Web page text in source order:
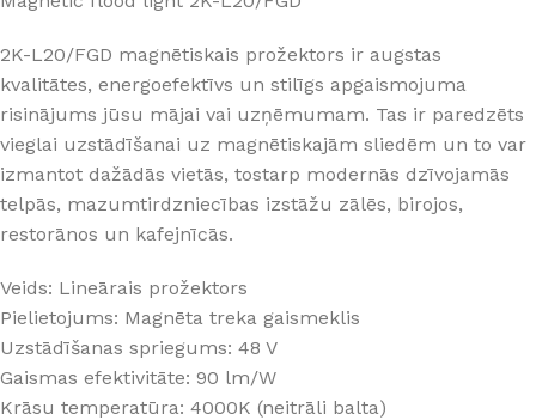
2K-L20/FGD magnētiskais prožektors ir augstas
kvalitātes, energoefektīvs un stilīgs apgaismojuma
risinājums jūsu mājai vai uzņēmumam. Tas ir paredzēts
vieglai uzstādīšanai uz magnētiskajām sliedēm un to var
izmantot dažādās vietās, tostarp modernās dzīvojamās
telpās, mazumtirdzniecības izstāžu zālēs, birojos,
restorānos un kafejnīcās.
Veids: Lineārais prožektors
Pielietojums: Magnēta treka gaismeklis
Uzstādīšanas spriegums: 48 V
Gaismas efektivitāte: 90 lm/W
Krāsu temperatūra: 4000K (neitrāli balta)